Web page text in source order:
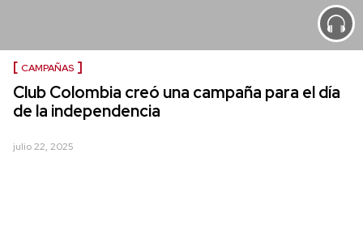
CAMPAÑAS
Club Colombia creó una campaña para el día
de la independencia
julio 22, 2025